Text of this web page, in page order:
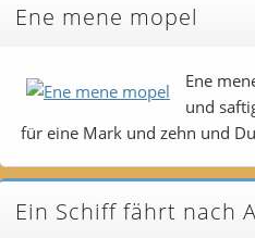
Ene mene mopel
Ene
und
für eine Mark und zehn und
Ein Schiff fährt nach